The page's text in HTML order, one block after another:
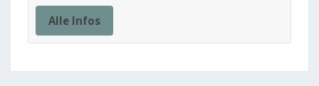
Alle Infos